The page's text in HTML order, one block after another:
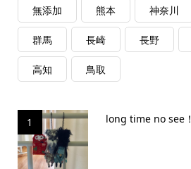
無添加 熊本 神奈川
群馬 長崎 長野
高知 鳥取
1 long time no see！